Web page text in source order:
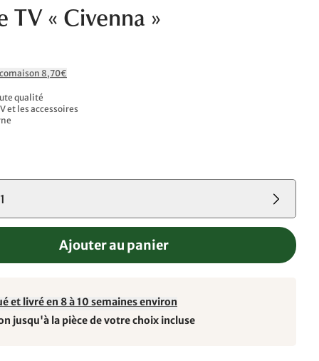
TV « Civenna »
8,70€
qualité
et les accessoires
Ajouter au panier
et livré en 8 à 10 semaines environ
jusqu'à la pièce de votre choix incluse